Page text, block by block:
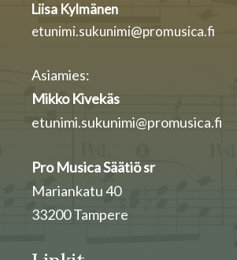
Liisa Kylmänen
etunimi.sukunimi@promusica.fi
Asiamies:
Mikko Kivekäs
etunimi.sukunimi@promusica.fi
Pro Musica Säätiö sr
Mariankatu 40
33200 Tampere